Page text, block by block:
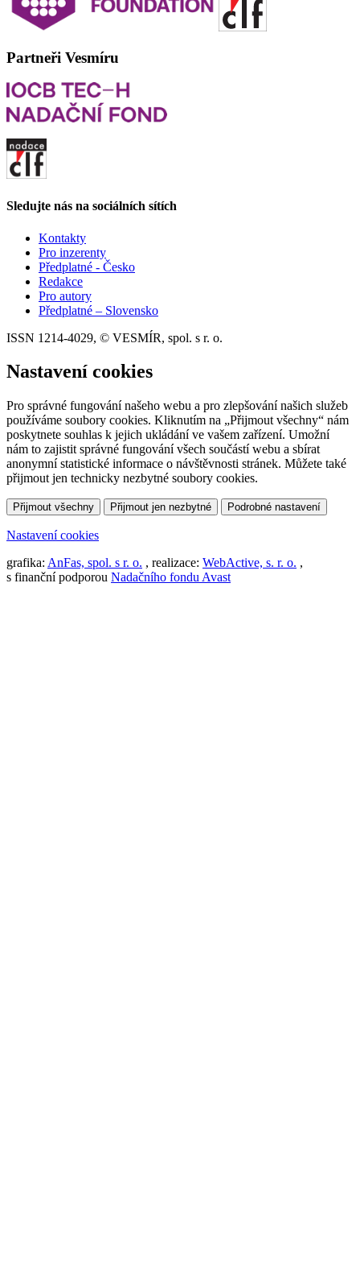
Partneři Vesmíru
Sledujte nás na sociálních sítích
Kontakty
Pro inzerenty
Předplatné - Česko
Redakce
Pro autory
Předplatné – Slovensko
ISSN 1214-4029, © VESMÍR, spol. s r. o.
Nastavení cookies
Pro správné fungování našeho webu a pro zlepšování našich služeb
používáme soubory cookies. Kliknutím na „Přijmout všechny“ nám
poskytnete souhlas k jejich ukládání ve vašem zařízení. Umožní
nám to zajistit správné fungování všech součástí webu a sbírat
anonymní statistické informace o návštěvnosti stránek. Můžete také
přijmout jen technicky nezbytné soubory cookies.
Přijmout všechny Přijmout jen nezbytné Podrobné nastavení
Nastavení cookies
grafika: AnFas, spol. s r. o. , realizace: WebActive, s. r. o. ,
s finanční podporou Nadačního fondu Avast